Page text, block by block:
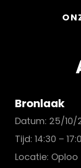
Bronlaak
Datum: 25/10/
Tijd: 14:30 –
Locatie: Oploo